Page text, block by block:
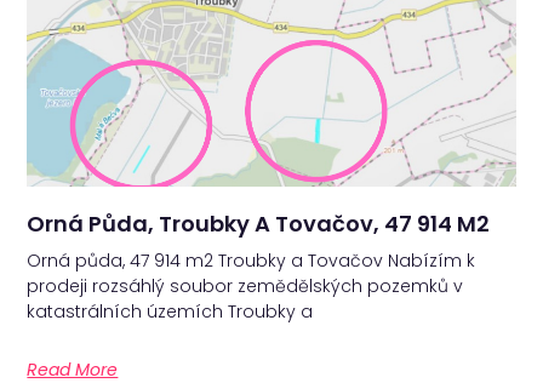
Orná Půda, Troubky A Tovačov, 47 914 M2
Orná půda, 47 914 m2 Troubky a Tovačov Nabízím k
prodeji rozsáhlý soubor zemědělských pozemků v
katastrálních územích Troubky a
Read More